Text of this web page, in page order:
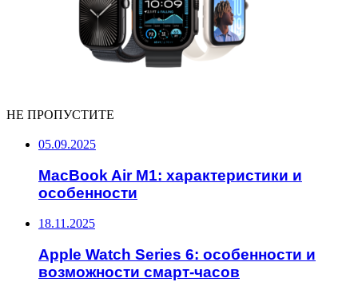
НЕ ПРОПУСТИТЕ
05.09.2025
MacBook Air M1: характеристики и
особенности
18.11.2025
Apple Watch Series 6: особенности и
возможности смарт-часов